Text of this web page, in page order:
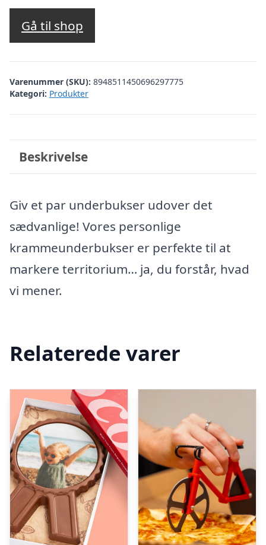
Gå til shop
Varenummer (SKU): 8948511450696297775
Kategori: Produkter
Beskrivelse
Giv et par underbukser udover det
sædvanlige! Vores personlige
krammeunderbukser er perfekte til at
markere territorium… ja, du forstår, hvad
vi mener.
Relaterede varer